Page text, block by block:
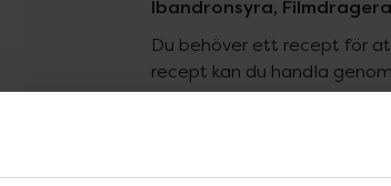
Ibandronsyra,
Du behöver ett recept för
recept kan du handla